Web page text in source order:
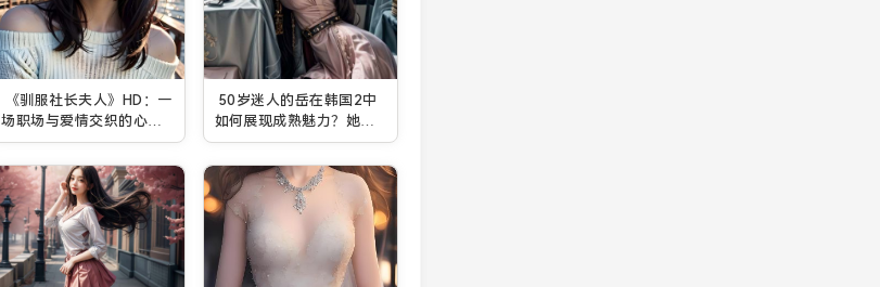
《驯服社长夫人》HD：一
场职场与爱情交织的心理
博弈，社长夫人的多重身
份挑战你对权力与情感的
理解
50岁迷人的岳在韩国2中
如何展现成熟魅力？她的
角色是否能够打破传统形
象？